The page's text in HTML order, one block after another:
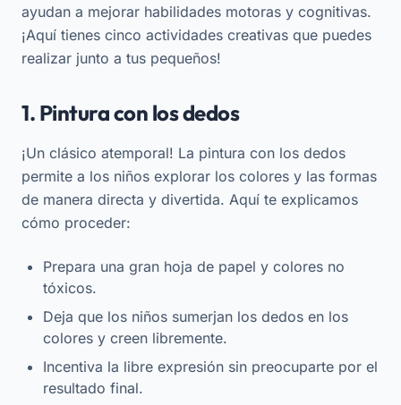
ayudan a mejorar habilidades motoras y cognitivas.
¡Aquí tienes cinco actividades creativas que puedes
realizar junto a tus pequeños!
1. Pintura con los dedos
¡Un clásico atemporal! La pintura con los dedos
permite a los niños explorar los colores y las formas
de manera directa y divertida. Aquí te explicamos
cómo proceder:
Prepara una gran hoja de papel y colores no
tóxicos.
Deja que los niños sumerjan los dedos en los
colores y creen libremente.
Incentiva la libre expresión sin preocuparte por el
resultado final.